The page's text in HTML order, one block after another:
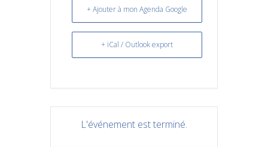
+ Ajouter à mon Agenda Google
+ iCal / Outlook export
L'événement est terminé.